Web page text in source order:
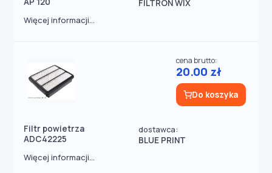
FILTRON WIX
Więcej informacji...
Filtr powietrza
ADC42225
dostawca:
BLUE PRINT
cena brutto:
20.00 zł
Do koszyka
Więcej informacji...